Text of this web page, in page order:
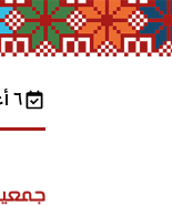
٦ أغسطس، ٢٠٢٦